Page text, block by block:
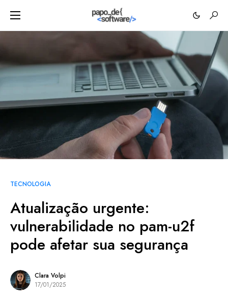
TECNOLOGIA
Atualização urgente:
vulnerabilidade no pam-u2f
pode afetar sua segurança
Clara Volpi
17/01/2025